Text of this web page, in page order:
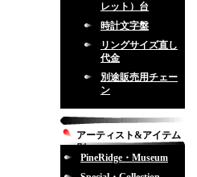
レット）台
時計文字盤
リングサイズ直し
代金
別途販売用チェー
ン
アーティスト&アイテム
別
PineRidge・Museum